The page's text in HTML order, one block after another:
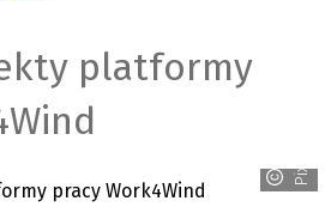
platformy
Pixabay